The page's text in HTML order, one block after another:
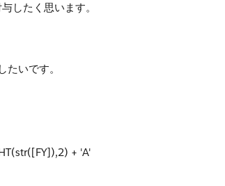
したく思います。
いです。
+ 'A'